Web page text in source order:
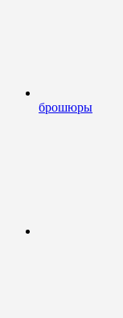
брошюры